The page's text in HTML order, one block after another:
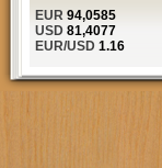
EUR 94,0585
USD 81,4077
EUR/USD 1.16